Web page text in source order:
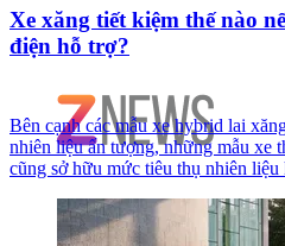
Xe xăng tiết kiệm thế nào
điện hỗ trợ?
Bên cạnh các mẫu xe hybrid lai
nhiên liệu ấn tượng, những mẫu xe
cũng sở hữu mức tiêu thụ nhiên liệu